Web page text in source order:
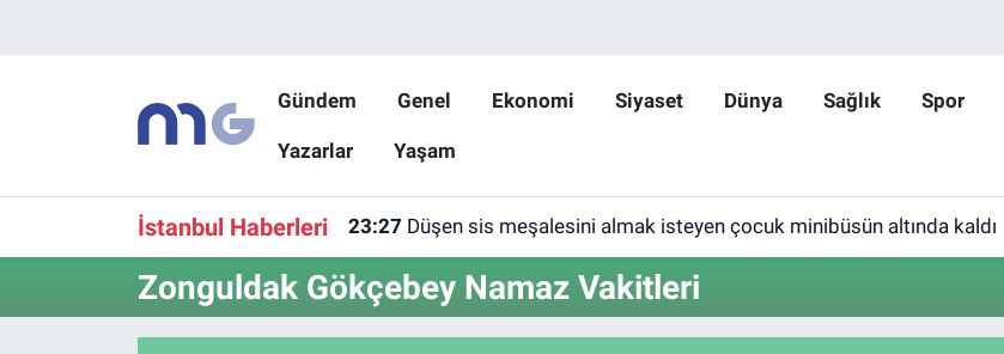
Gündem Genel Ekonomi Siyaset Dünya Sağlık Spor
Yazarlar Yaşam
İstanbul Haberleri 23:27 Düşen sis meşalesini almak isteyen çocuk minibüsün altında kaldı
Zonguldak Gökçebey Namaz Vakitleri
Hava Durumu
İstanbul Namaz Vakitleri
Trafik Durumu
Süper Lig Puan Durumu ve Fikstür